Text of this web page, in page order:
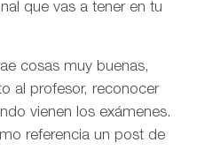
que vas a tener en tu
cosas muy buenas,
al profesor, reconocer
vienen los exámenes.
referencia un post de